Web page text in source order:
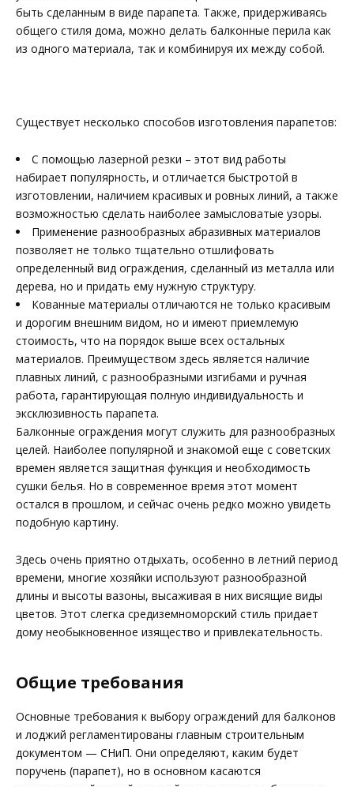
быть сделанным в виде парапета. Также, придерживаясь
общего стиля дома, можно делать балконные перила как
из одного материала, так и комбинируя их между собой.
Существует несколько способов изготовления парапетов:
С помощью лазерной резки – этот вид работы
набирает популярность, и отличается быстротой в
изготовлении, наличием красивых и ровных линий, а также
возможностью сделать наиболее замысловатые узоры.
Применение разнообразных абразивных материалов
позволяет не только тщательно отшлифовать
определенный вид ограждения, сделанный из металла или
дерева, но и придать ему нужную структуру.
Кованные материалы отличаются не только красивым
и дорогим внешним видом, но и имеют приемлемую
стоимость, что на порядок выше всех остальных
материалов. Преимуществом здесь является наличие
плавных линий, с разнообразными изгибами и ручная
работа, гарантирующая полную индивидуальность и
эксклюзивность парапета.
Балконные ограждения могут служить для разнообразных
целей. Наиболее популярной и знакомой еще с советских
времен является защитная функция и необходимость
сушки белья. Но в современное время этот момент
остался в прошлом, и сейчас очень редко можно увидеть
подобную картину.
Здесь очень приятно отдыхать, особенно в летний период
времени, многие хозяйки используют разнообразной
длины и высоты вазоны, высаживая в них висящие виды
цветов. Этот слегка средиземноморский стиль придает
дому необыкновенное изящество и привлекательность.
Общие требования
Основные требования к выбору ограждений для балконов
и лоджий регламентированы главным строительным
документом — СНиП. Они определяют, каким будет
поручень (парапет), но в основном касаются